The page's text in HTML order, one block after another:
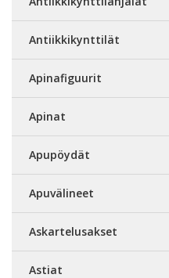
Antiikkikynttilät
Apinafiguurit
Apinat
Apupöydät
Apuvälineet
Askartelusakset
Astiat